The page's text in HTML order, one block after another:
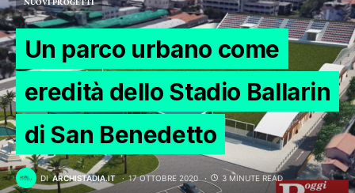
Un parco urbano come
eredità dello Stadio Ballarin
di San Benedetto
DI ARCHISTADIA.IT 17 OTTOBRE 2020 3 MINUTE READ